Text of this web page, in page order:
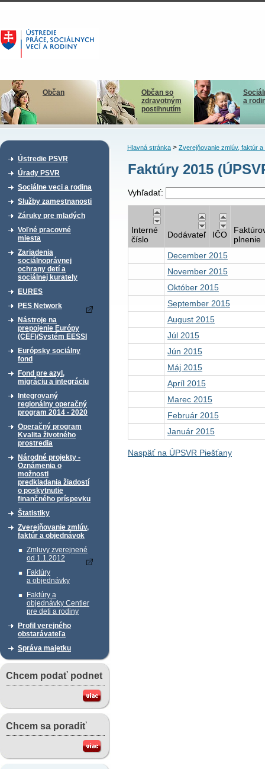
Občan
Občan so
zdravotným
postihnutím
a
Ústredie PSVR
Úrady PSVR
Sociálne veci a rodina
Služby zamestnanosti
Záruky pre mladých
Voľné pracovné
miesta
Zariadenia
sociálnoprávnej
ochrany detí a
sociálnej kurately
EURES
PES Network
Nástroje na
prepojenie Európy
(CEF)/Systém EESSI
Európsky sociálny
fond
Fond pre azyl,
migráciu a integráciu
Integrovaný
regionálny operačný
program 2014 - 2020
Operačný program
Kvalita životného
prostredia
Národné projekty -
Oznámenia o
možnosti
predkladania žiadostí
o poskytnutie
finančného príspevku
Štatistiky
Zverejňovanie zmlúv,
faktúr a objednávok
Zmluvy zverejnené
od 1.1.2012
Faktúry
a objednávky
Faktúry a
objednávky Centier
pre deti a rodiny
Profil verejného
obstarávateľa
Správa majetku
Chcem podať podnet
Chcem sa poradiť
Hlavná stránka> Zverejňovanie zmlúv, faktúr a
Faktúry 2015
Vyhľadať:
Interné
číslo
Dodávateľ IČO
plnenie
December 2015
November 2015
Október 2015
September 2015
August 2015
Júl 2015
Jún 2015
Máj 2015
Apríl 2015
Marec 2015
Február 2015
Január 2015
Naspäť na ÚPSVR Piešťany